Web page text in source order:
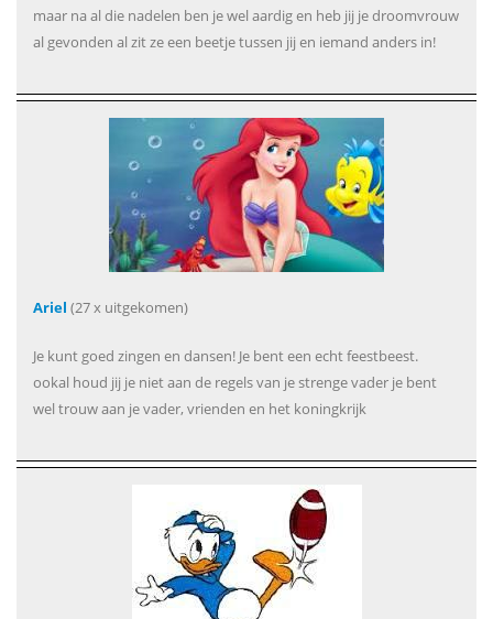
maar na al die nadelen ben je wel aardig en heb jij je droomvrouw
al gevonden al zit ze een beetje tussen jij en iemand anders in!
Ariel (27 x uitgekomen)
Je kunt goed zingen en dansen! Je bent een echt feestbeest.
ookal houd jij je niet aan de regels van je strenge vader je bent
wel trouw aan je vader, vrienden en het koningkrijk